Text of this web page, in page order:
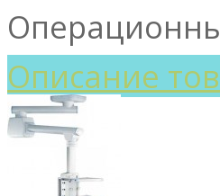
Описание